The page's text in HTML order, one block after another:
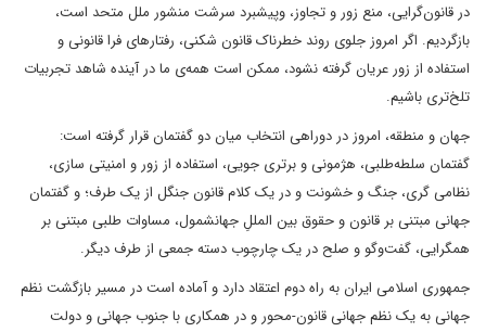
در قانون‌گرایی، منع زور و تجاوز، وپیشبرد سرشت منشور ملل متحد است،
بازگردیم. اگر امروز جلوی روند خطرناک قانون شکنی، رفتارهای فرا قانونی و
استفاده از زور عریان گرفته نشود، ممکن است همه‌ی ما در آینده شاهد تجربیات
تلخ‌تری باشیم.
جهان و منطقه، امروز در دوراهی انتخاب میان دو گفتمان قرار گرفته است:
گفتمان سلطه‌طلبی، هژمونی و برتری جویی، استفاده از زور و امنیتی سازی،
نظامی گری، جنگ و خشونت و در یک کلام قانون جنگل از یک طرف؛ و گفتمان
جهانی مبتنی بر قانون و حقوق بین المللِ جهانشمول، مساوات طلبی مبتنی بر
همگرایی، گفت‌وگو و صلح در یک چارچوب دسته جمعی از طرف دیگر.
جمهوری اسلامی ایران به راه دوم اعتقاد دارد و آماده است در مسیر بازگشت نظم
جهانی به یک نظم جهانی قانون-محور و در همکاری با جنوب جهانی و دولت